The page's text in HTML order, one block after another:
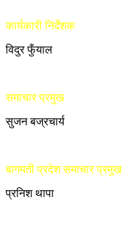
कार्यकारी निर्देशक
विदुर फुँयाल
समाचार प्रमुख
सुजन बज्रचार्य
बागमती प्रदेश समाचार प्रमुख
प्रनिश थापा